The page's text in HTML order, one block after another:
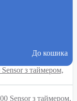
До кошика
з таймером,